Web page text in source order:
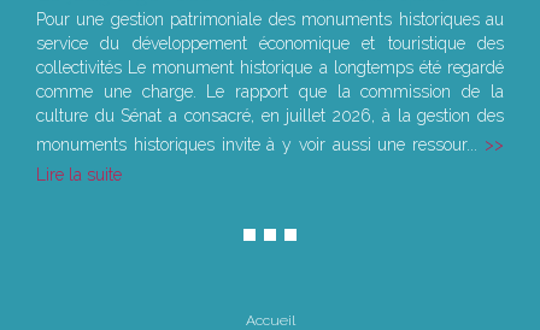
Pour une gestion patrimoniale des monuments historiques au
service du développement économique et touristique des
collectivités Le monument historique a longtemps été regardé
comme une charge. Le rapport que la commission de la
culture du Sénat a consacré, en juillet 2026, à la gestion des
monuments historiques invite à y voir aussi une ressour...
Lire la suite
Accueil